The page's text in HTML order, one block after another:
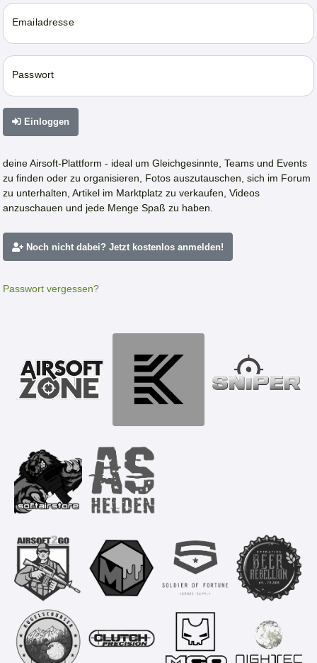
Emailadresse
Passwort
Einloggen
deine Airsoft-Plattform - ideal um Gleichgesinnte, Teams und Events
zu finden oder zu organisieren, Fotos auszutauschen, sich im Forum
zu unterhalten, Artikel im Marktplatz zu verkaufen, Videos
anzuschauen und jede Menge Spaß zu haben.
Noch nicht dabei? Jetzt kostenlos anmelden!
Passwort vergessen?